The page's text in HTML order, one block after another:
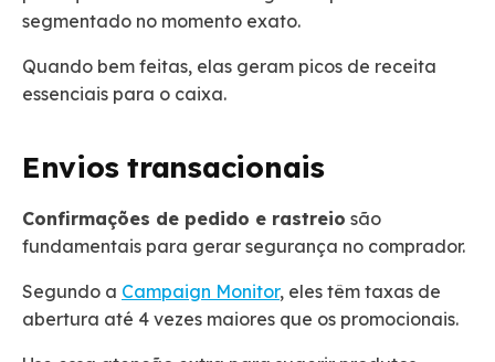
segmentado no momento exato.
Quando bem feitas, elas geram picos de receita
essenciais para o caixa.
Envios transacionais
Confirmações de pedido e rastreio são
fundamentais para gerar segurança no comprador.
Segundo a Campaign Monitor, eles têm taxas de
abertura até 4 vezes maiores que os promocionais.